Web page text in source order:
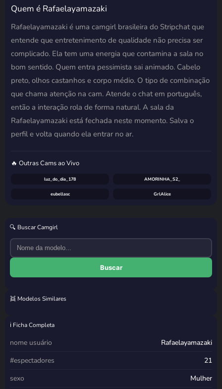
Quem é Rafaelayamazaki
Rafaelayamazaki é uma camgirl brasileira do Stripchat que
entende que entretenimento de qualidade não precisa ser
complicado. Ela tem uma energia que contamina a sala no
bom sentido. Quem entra pessimista sai animado. Cabelo
preto, olhos castanhos e corpo médio. O tipo de combinação
que chama atenção na cam. Atende o chat em português,
então a interação rola de forma natural. A sala da
Rafaelayamazaki está fechada neste momento. Salva o
perfil e volta quando ela entrar no ar.
🔥 Outras Cams ao Vivo
luz_do_dia_178 AMORINHA_S2_
eubellasc GrlAlice
🔍 Buscar Camgirl
Buscar
👯 Modelos Similares
ℹ️ Ficha Completa
nome usuário
Rafaelayamazaki
#espectadores
21
sexo
Mulher